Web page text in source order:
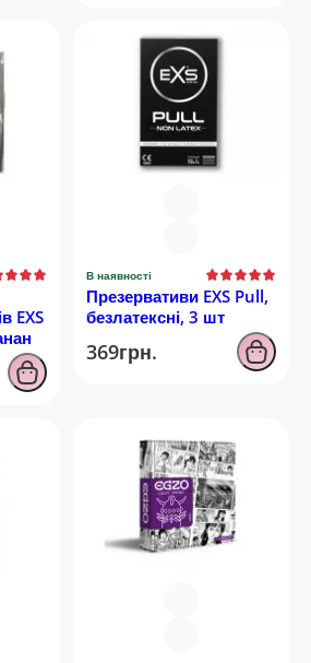
EXS
В наявності
Презервативи EXS Pull,
безлатексні, 3 шт
369грн.